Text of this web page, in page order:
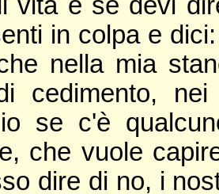
in colpa e
nella mia
cedimento,
se c'è
che vuole
dire di no, i